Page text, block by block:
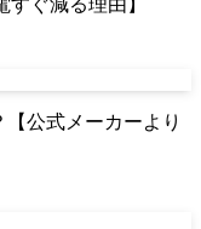
ぐ減る理由】
公式メーカーより